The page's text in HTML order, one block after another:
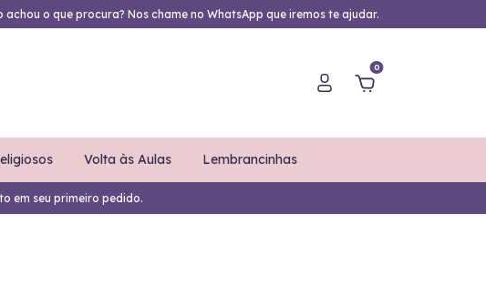
o que procura? Nos chame no WhatsApp que iremos te ajudar.
0
Volta às Aulas Lembrancinhas
em seu primeiro pedido.